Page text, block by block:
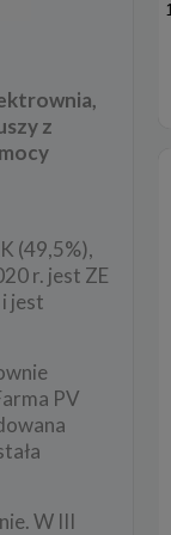
z
(49,5%),
r. jest ZE
jest
PV
W III